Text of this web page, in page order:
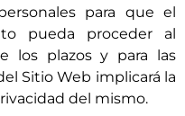
para que el
pueda proceder al
los plazos y para las
Sitio Web implicará la
del mismo.